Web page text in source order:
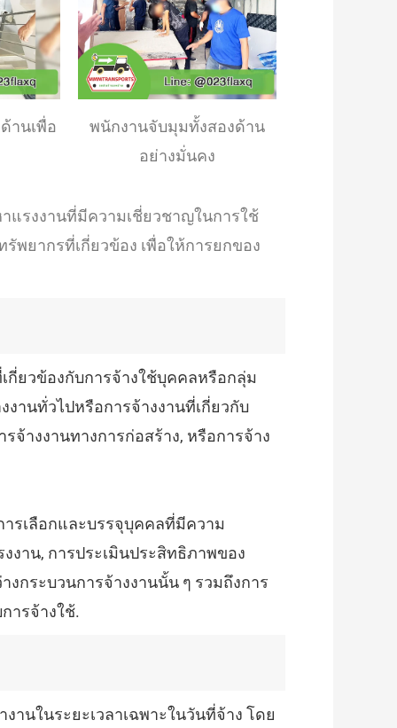
านเพื่อ
พนักงานจับมุมทั้งสองด้าน
อย่างมั่นคง
แรงงานที่มีความเชี่ยวชาญในการใช้
พยากรที่เกี่ยวข้อง เพื่อให้การยกของ
กี่ยวข้องกับการจ้างใช้บุคคลหรือกลุ่ม
งานทั่วไปหรือการจ้างงานที่เกี่ยวกับ
จ้างงานทางการก่อสร้าง, หรือการจ้าง
รเลือกและบรรจุบุคคลที่มีความ
งาน, การประเมินประสิทธิภาพของ
กระบวนการจ้างงานนั้น ๆ รวมถึงการ
ารจ้างใช้.
านในระยะเวลาเฉพาะในวันที่จ้าง โดย